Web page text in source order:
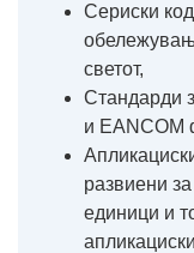
Сериски
светот,
Стандарди
и EANCOM
развиени
единици и